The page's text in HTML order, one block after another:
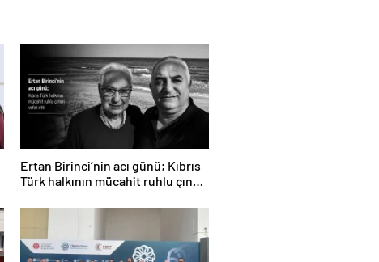
Ertan Birinci’nin acı günü; Kıbrıs
Türk halkının mücahit ruhlu çınarı